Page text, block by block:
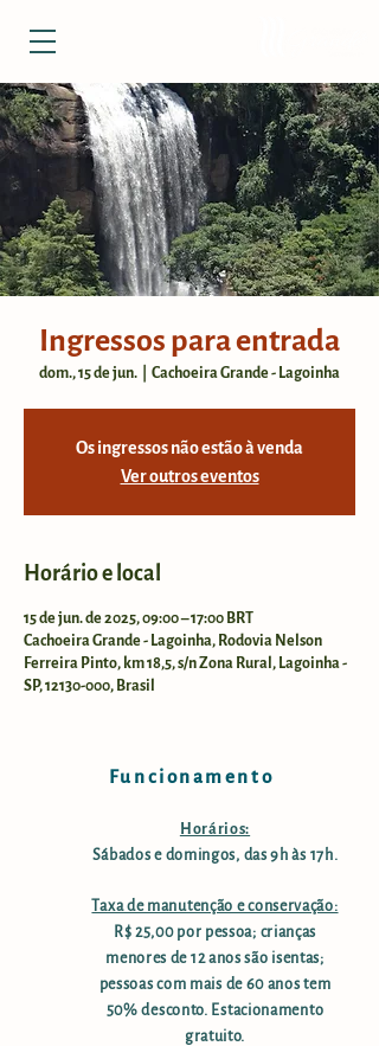
Ingressos para entrada
dom., 15 de jun. Cachoeira Grande - Lagoinha
Os ingressos não estão à venda
Ver outros eventos
Horário e local
15 de jun. de 2025, 09:00 – 17:00 BRT
Cachoeira Grande - Lagoinha, Rodovia Nelson
Ferreira Pinto, km 18,5, s/n Zona Rural, Lagoinha -
SP, 12130-000, Brasil
Funcionamento
Horários:
Sábados e domingos, das 9h às 17h.
Taxa de manutenção e conservação:
R$ 25,00 por pessoa; crianças
menores de 12 anos são isentas;
pessoas com mais de 60 anos tem
50% desconto. Estacionamento
gratuito.